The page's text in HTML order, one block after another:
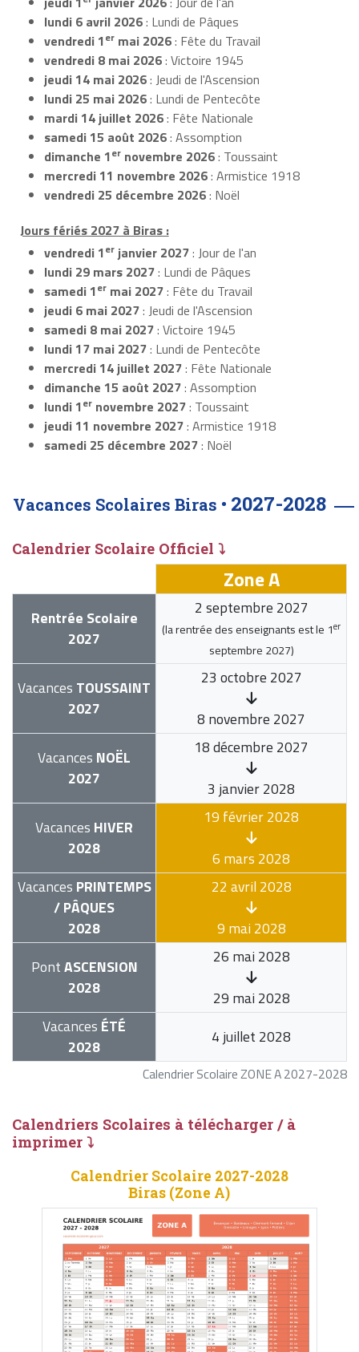
lundi 6 avril 2026: Lundi de Pâques
vendredi 1er mai 2026: Fête du Travail
vendredi 8 mai 2026: Victoire 1945
jeudi 14 mai 2026: Jeudi de l'Ascension
lundi 25 mai 2026: Lundi de Pentecôte
mardi 14 juillet 2026: Fête Nationale
samedi 15 août 2026: Assomption
dimanche 1er novembre 2026: Toussaint
mercredi 11 novembre 2026: Armistice 1918
vendredi 25 décembre 2026: Noël
Jours fériés 2027 à Biras :
vendredi 1er janvier 2027: Jour de l'an
lundi 29 mars 2027: Lundi de Pâques
samedi 1er mai 2027: Fête du Travail
jeudi 6 mai 2027: Jeudi de l'Ascension
samedi 8 mai 2027: Victoire 1945
lundi 17 mai 2027: Lundi de Pentecôte
mercredi 14 juillet 2027: Fête Nationale
dimanche 15 août 2027: Assomption
lundi 1er novembre 2027: Toussaint
jeudi 11 novembre 2027: Armistice 1918
samedi 25 décembre 2027: Noël
Vacances Scolaires Biras • 2027-2028
Calendrier Scolaire Officiel ⤵
Calendrier Scolaire ZONE A 2027-2028
Zone A
Rentrée Scolaire
2027
2 septembre 2027
(la rentrée des enseignants est le 1er
septembre 2027)
Vacances TOUSSAINT
2027
23 octobre 2027
8 novembre 2027
Vacances NOËL
2027
18 décembre 2027
3 janvier 2028
Vacances HIVER
2028
19 février 2028
6 mars 2028
Vacances PRINTEMPS
/ PÂQUES
2028
22 avril 2028
9 mai 2028
PontASCENSION
2028
26 mai 2028
29 mai 2028
Vacances ÉTÉ
2028
4 juillet 2028
Calendriers Scolaires à télécharger / à
imprimer ⤵
Calendrier Scolaire 2027-2028
Biras (Zone A)